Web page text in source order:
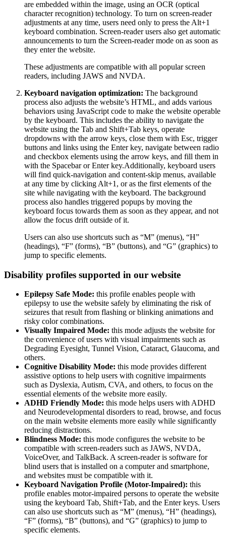
are embedded within the image, using an OCR (optical
character recognition) technology. To turn on screen-reader
adjustments at any time, users need only to press the Alt+1
keyboard combination. Screen-reader users also get automatic
announcements to turn the Screen-reader mode on as soon as
they enter the website.
These adjustments are compatible with all popular screen
readers, including JAWS and NVDA.
Keyboard navigation optimization: The background
process also adjusts the website’s HTML, and adds various
behaviors using JavaScript code to make the website operable
by the keyboard. This includes the ability to navigate the
website using the Tab and Shift+Tab keys, operate
dropdowns with the arrow keys, close them with Esc, trigger
buttons and links using the Enter key, navigate between radio
and checkbox elements using the arrow keys, and fill them in
with the Spacebar or Enter key.Additionally, keyboard users
will find quick-navigation and content-skip menus, available
at any time by clicking Alt+1, or as the first elements of the
site while navigating with the keyboard. The background
process also handles triggered popups by moving the
keyboard focus towards them as soon as they appear, and not
allow the focus drift outside of it.
Users can also use shortcuts such as “M” (menus), “H”
(headings), “F” (forms), “B” (buttons), and “G” (graphics) to
jump to specific elements.
Disability profiles supported in our website
Epilepsy Safe Mode: this profile enables people with
epilepsy to use the website safely by eliminating the risk of
seizures that result from flashing or blinking animations and
risky color combinations.
Visually Impaired Mode: this mode adjusts the website for
the convenience of users with visual impairments such as
Degrading Eyesight, Tunnel Vision, Cataract, Glaucoma, and
others.
Cognitive Disability Mode: this mode provides different
assistive options to help users with cognitive impairments
such as Dyslexia, Autism, CVA, and others, to focus on the
essential elements of the website more easily.
ADHD Friendly Mode: this mode helps users with ADHD
and Neurodevelopmental disorders to read, browse, and focus
on the main website elements more easily while significantly
reducing distractions.
Blindness Mode: this mode configures the website to be
compatible with screen-readers such as JAWS, NVDA,
VoiceOver, and TalkBack. A screen-reader is software for
blind users that is installed on a computer and smartphone,
and websites must be compatible with it.
Keyboard Navigation Profile (Motor-Impaired): this
profile enables motor-impaired persons to operate the website
using the keyboard Tab, Shift+Tab, and the Enter keys. Users
can also use shortcuts such as “M” (menus), “H” (headings),
“F” (forms), “B” (buttons), and “G” (graphics) to jump to
specific elements.